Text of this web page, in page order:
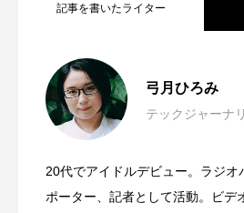
記事を書いたライター
弓月ひろみ
テックジャーナ
20代でアイドルデビュー。ラジオ
ポーター、記者として活動。ビデ
2026.06.11
#WWDC26
2026.06.03
ス＋ドッグが超可愛
2026.03.17 日本発・世界最小ス